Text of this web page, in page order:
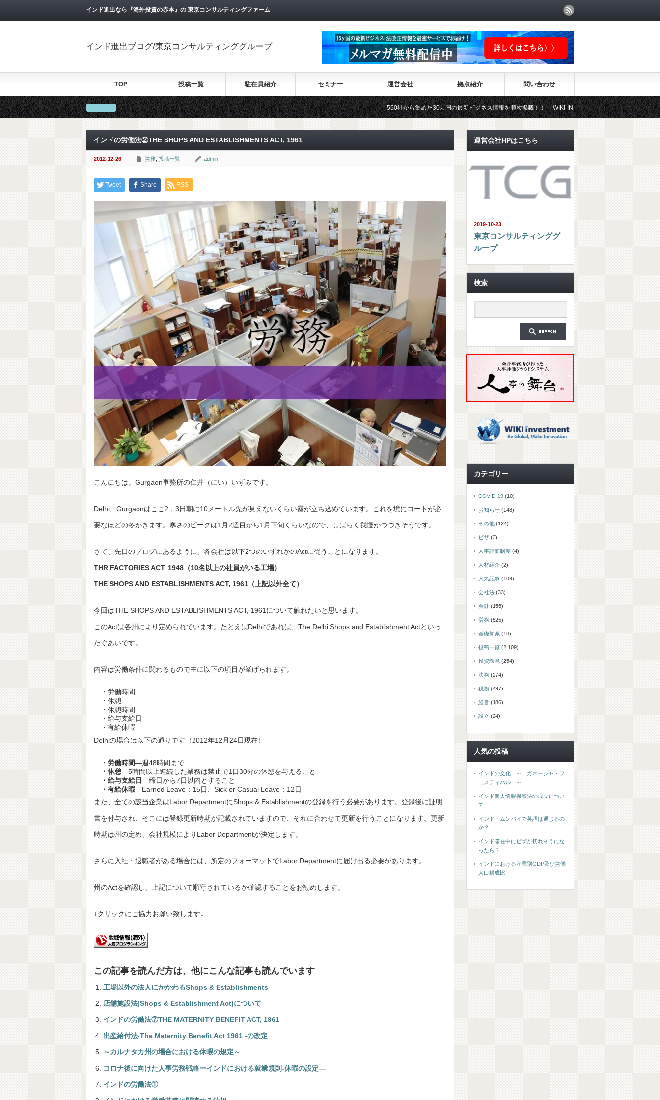
インド進出なら『海外投資の赤本』の 東京コンサルティングファーム
インド進出ブログ/東京コンサルティンググループ
TOP 投稿一覧 駐在員紹介 セミナー 運営会社 拠点紹介 問い合わせ
550社から集めた30カ国の最新ビジネス情報を順次掲載！！ WIKI-INVESTMENTはこちらから！
インドの労働法②THE SHOPS AND ESTABLISHMENTS ACT, 1961
2012-12-26 労務 投稿一覧 admin
Tweet Share RSS
こんにちは。Gurgaon事務所の仁井（にい）いずみです。
Delhi、Gurgaonはここ2，3日朝に10メートル先が見えないくらい霧が立ち込めています。これを境にコートが必
要なほどの冬がきます。寒さのピークは1月2週目から1月下旬くらいなので、しばらく我慢がつづきそうです。
さて、先日のブログにあるように、各会社は以下2つのいずれかのActに従うことになります。
THR FACTORIES ACT, 1948（10名以上の社員がいる工場）
THE SHOPS AND ESTABLISHMENTS ACT, 1961（上記以外全て）
今回はTHE SHOPS AND ESTABLISHMENTS ACT, 1961について触れたいと思います。
このActは各州により定められています。たとえばDelhiであれば、The Delhi Shops and Establishment Actといっ
たぐあいです。
内容は労働条件に関わるもので主に以下の項目が挙げられます。
・労働時間
・休憩
・休憩時間
・給与支給日
・有給休暇
Delhiの場合は以下の通りです（2012年12月24日現在）
・労働時間―週48時間まで
・休憩―5時間以上連続した業務は禁止で1日30分の休憩を与えること
・給与支給日―締日から7日以内とすること
・有給休暇―Earned Leave：15日、Sick or Casual Leave：12日
また、全ての該当企業はLabor DepartmentにShops & Establishmentの登録を行う必要があります。登録後に証明
書を付与され、そこには登録更新時期が記載されていますので、それに合わせて更新を行うことになります。更新
時期は州の定め、会社規模によりLabor Departmentが決定します。
さらに入社・退職者がある場合には、所定のフォーマットでLabor Departmentに届け出る必要があります。
州のActを確認し、上記について順守されているか確認することをお勧めします。
↓クリックにご協力お願い致します↓
この記事を読んだ方は、他にこんな記事も読んでいます
工場以外の法人にかかわるShops & Establishments
店舗施設法(Shops & Establishment Act)について
インドの労働法⑦THE MATERNITY BENEFIT ACT, 1961
出産給付法-The Maternity Benefit Act 1961 -の改定
～カルナタカ州の場合における休暇の規定～
コロナ後に向けた人事労務戦略ーインドにおける就業規則-休暇の設定―
インドの労働法①
運営会社HPはこちら
2019-10-23
東京コンサルティンググ
ループ
検索
カテゴリー
COVID-19 (10)
お知らせ (148)
その他 (124)
ビザ (3)
人事評価制度 (4)
人材紹介 (2)
人気記事 (109)
会社法 (33)
会計 (156)
労務 (525)
基礎知識 (18)
投稿一覧 (2,109)
投資環境 (254)
法務 (274)
税務 (497)
経営 (186)
設立 (24)
人気の投稿
インドの文化 ～ ガネーシャ・フ
ェスティバル ～
インド個人情報保護法の成立につい
て
インド・ムンバイで英語は通じるの
か？
インド滞在中にビザが切れそうにな
ったら？
インドにおける産業別GDP及び労働
人口構成比